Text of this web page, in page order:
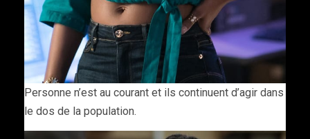
Personne n’est au courant et ils continuent d’agir dans
le dos de la population.